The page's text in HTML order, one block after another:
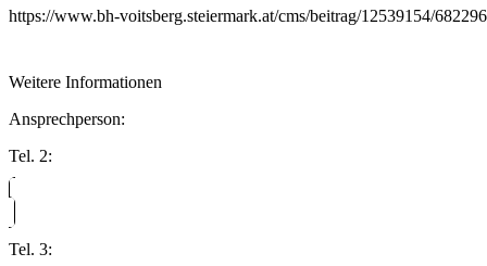
https://www.bh-voitsberg.steiermark.at/cms/beitrag/12539154/
Weitere Informationen
Ansprechperson:
Tel. 2:
Tel. 3: